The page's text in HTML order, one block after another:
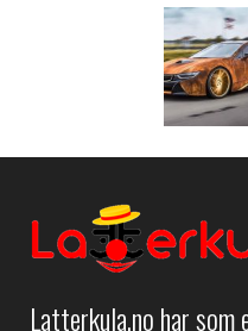
Latterkula.no har som